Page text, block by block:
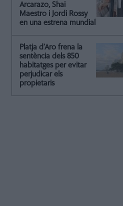
Arcarazo, Shai
Maestro i Jordi Rossy
en una estrena mundial
Platja d’Aro frena la
sentència dels 850
habitatges per evitar
perjudicar els
propietaris